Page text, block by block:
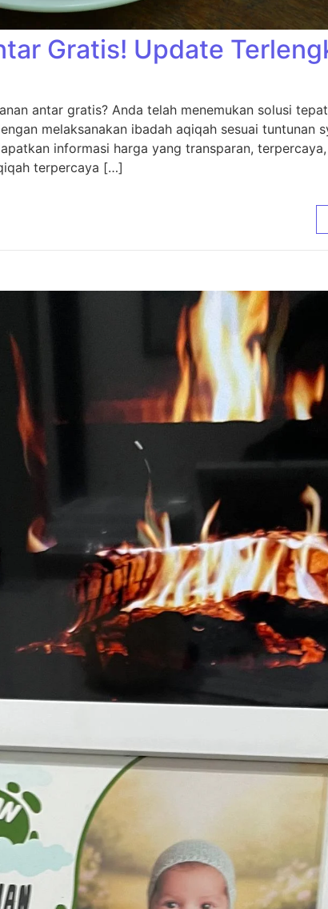
Gratis! Update
antar gratis? Anda telah menemukan solusi
melaksanakan ibadah aqiqah sesuai tuntunan
informasi harga yang transparan,
terpercaya […]
Aqiqah Bandung, Antar Gratis! Update Terlengkap